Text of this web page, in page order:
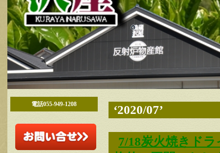
電話055-949-1208 ‘2020/07’
7/18炭火焼きド